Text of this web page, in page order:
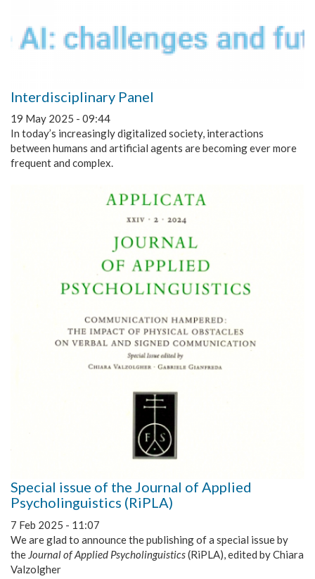
Interdisciplinary Panel
19 May 2025 - 09:44
In today’s increasingly digitalized society, interactions
between humans and artificial agents are becoming ever more
frequent and complex.
Special issue of the Journal of Applied
Psycholinguistics (RiPLA)
7 Feb 2025 - 11:07
We are glad to announce the publishing of a special issue by
the Journal of Applied Psycholinguistics(RiPLA), edited by Chiara
Valzolgher